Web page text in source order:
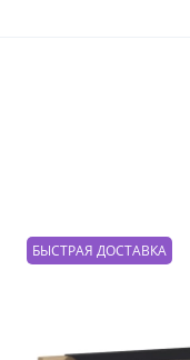
БЫСТРАЯ ДОСТАВКА